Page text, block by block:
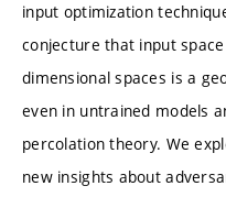
input optimization
conjecture that input
dimensional spaces is a
even in untrained models
percolation theory. We
new insights about